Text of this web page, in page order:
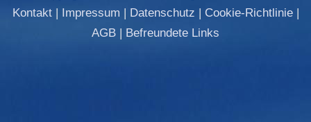
Kontakt| Impressum | Datenschutz | Cookie-Richtlinie|
AGB | Befreundete Links